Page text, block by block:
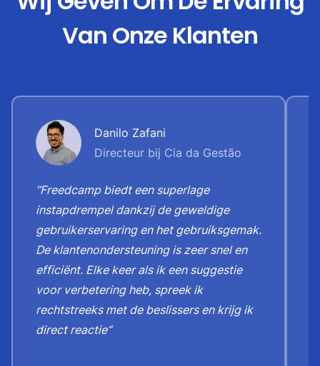
Van Onze Klanten
Danilo Zafani
Directeur bij Cia da Gestão
“Freedcamp biedt een superlage
instapdrempel dankzij de geweldige
gebruikerservaring en het gebruiksgemak.
De klantenondersteuning is zeer snel en
efficiënt. Elke keer als ik een suggestie
voor verbetering heb, spreek ik
rechtstreeks met de beslissers en krijg ik
direct reactie”